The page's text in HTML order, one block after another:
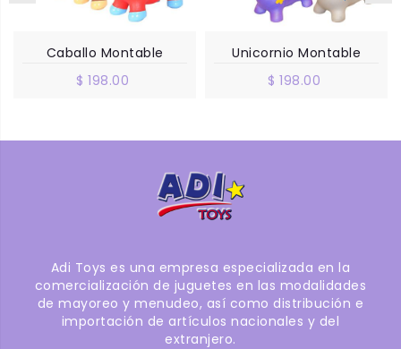
Caballo Montable
$ 198.00
Unicornio Montable
$ 198.00
Adi Toys es una empresa especializada en la
comercialización de juguetes en las modalidades
de mayoreo y menudeo, así como distribución e
importación de artículos nacionales y del
extranjero.